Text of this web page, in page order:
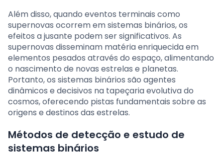
Além disso, quando eventos terminais como
supernovas ocorrem em sistemas binários, os
efeitos a jusante podem ser significativos. As
supernovas disseminam matéria enriquecida em
elementos pesados através do espaço, alimentando
o nascimento de novas estrelas e planetas.
Portanto, os sistemas binários são agentes
dinâmicos e decisivos na tapeçaria evolutiva do
cosmos, oferecendo pistas fundamentais sobre as
origens e destinos das estrelas.
Métodos de detecção e estudo de
sistemas binários